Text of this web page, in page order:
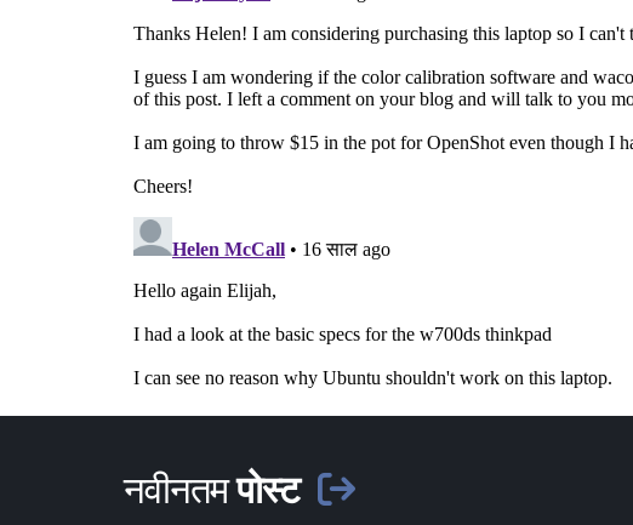
नवीनतमपोस्ट